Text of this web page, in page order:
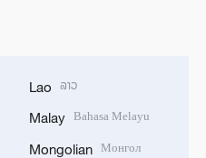
Lao ລາວ
Malay Bahasa Melayu
Mongolian Монгол